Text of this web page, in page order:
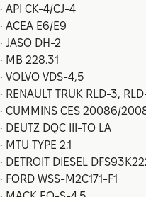
• API CK-4/CJ-4
• ACEA E6/E9
• JASO DH-2
• MB 228.31
• VOLVO VDS-4,5
• RENAULT TRUK RLD-3,
• CUMMINS CES 20086/
• DEUTZ DQC III-TO LA
• MTU TYPE 2.1
• DETROIT DIESEL
• FORD WSS-M2C171-F1